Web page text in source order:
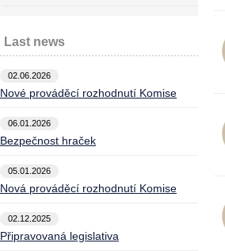
Last news
02.06.2026
Nové prováděcí rozhodnutí Komise
06.01.2026
Bezpečnost hraček
05.01.2026
Nová prováděcí rozhodnutí Komise
02.12.2025
Připravovaná legislativa